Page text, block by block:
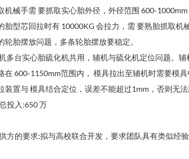
机械手需 要抓取实心胎外径，外径范围 600-1000mm
胎型芯回拉时有 10000KG 会拉力，需 要熟胎抓取机
轮胎摆放问题，多条轮胎摆放要稳定。
多台实心胎硫化机共用，辅机与硫化机定位问题。
在 600-1150mm范围内， 模具拉出至辅机时需要模
装置与 模具结合定位，误差不能超过1mm，否则无
投入:650 万
方的要求:拟与高校联合开发，要求团队具有类似经